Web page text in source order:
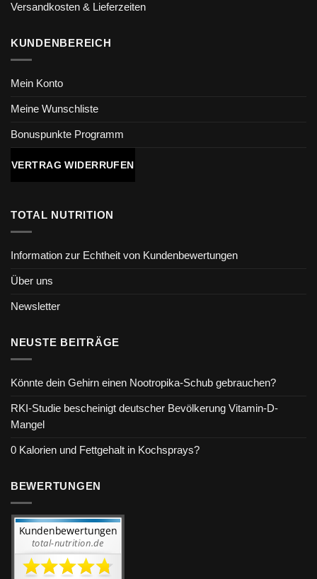
Versandkosten & Lieferzeiten
KUNDENBEREICH
Mein Konto
Meine Wunschliste
Bonuspunkte Programm
VERTRAG WIDERRUFEN
TOTAL NUTRITION
Information zur Echtheit von Kundenbewertungen
Über uns
Newsletter
NEUSTE BEITRÄGE
Könnte dein Gehirn einen Nootropika-Schub gebrauchen?
RKI-Studie bescheinigt deutscher Bevölkerung Vitamin-D-
Mangel
0 Kalorien und Fettgehalt in Kochsprays?
BEWERTUNGEN